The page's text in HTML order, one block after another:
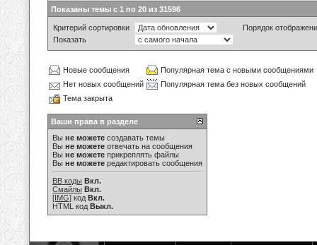
Показаны темы с 1 по 20 из 31596
Критерий сортировки
Порядок
Показать
Новые сообщения
Популярная тема с новыми сообщениями
Нет новых сообщений
Популярная тема без новых сообщений
Тема закрыта
Ваши права в разделе
Вы не можете создавать темы
Вы не можете отвечать на сообщения
Вы не можете прикреплять файлы
Вы не можете редактировать сообщения
BB коды Вкл.
Смайлы Вкл.
[IMG] код Вкл.
HTML код Выкл.